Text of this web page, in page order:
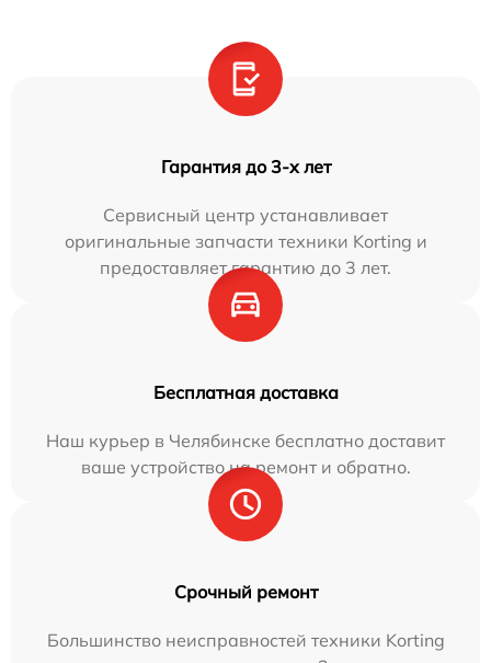
Гарантия до 3-х лет
Сервисный центр устанавливает
оригинальные запчасти техники Korting и
предоставляет гарантию до 3 лет.
Бесплатная доставка
Наш курьер в Челябинске бесплатно доставит
ваше устройство на ремонт и обратно.
Срочный ремонт
Большинство неисправностей техники Korting